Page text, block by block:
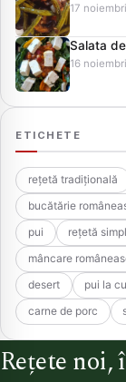
17
Salata
16
ETICHETE
rețetă tradițională
bucătărie
pui
rețetă
mâncare
desert
pui la
carne de porc
Rețete noi,